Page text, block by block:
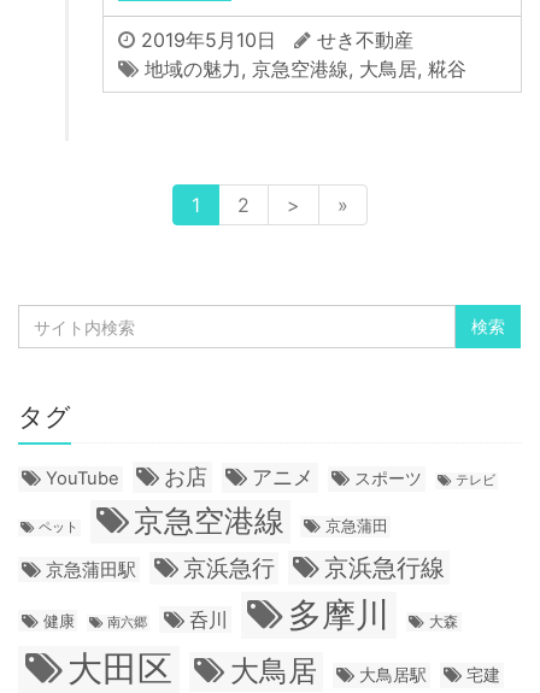
2019年5月10日
せき不動産
地域の魅力, 京急空港線, 大鳥居, 糀谷
1 2 > »
タグ
YouTube お店 アニメ スポーツ テレビ
ペット 京急空港線 京急蒲田
京急蒲田駅 京浜急行 京浜急行線
健康 南六郷 呑川 多摩川 大森
大田区 大鳥居 大鳥居駅 宅建